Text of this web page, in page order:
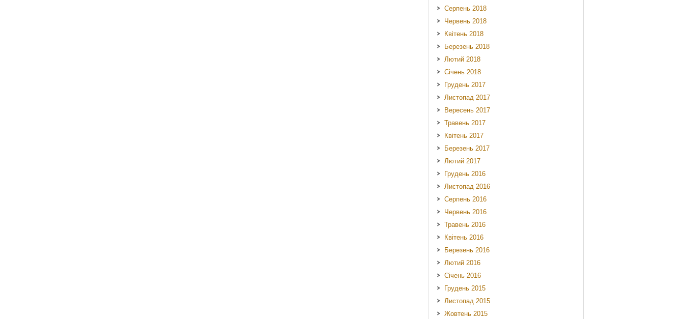
Серпень 2018
Червень 2018
Квітень 2018
Березень 2018
Лютий 2018
Січень 2018
Грудень 2017
Листопад 2017
Вересень 2017
Травень 2017
Квітень 2017
Березень 2017
Лютий 2017
Грудень 2016
Листопад 2016
Серпень 2016
Червень 2016
Травень 2016
Квітень 2016
Березень 2016
Лютий 2016
Січень 2016
Грудень 2015
Листопад 2015
Жовтень 2015